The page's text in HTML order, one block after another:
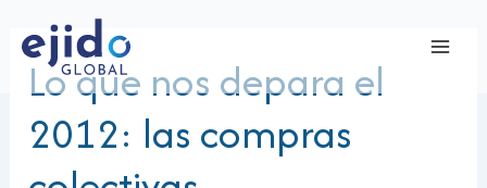
contenido
Lo que nos depara el
2012: las compras